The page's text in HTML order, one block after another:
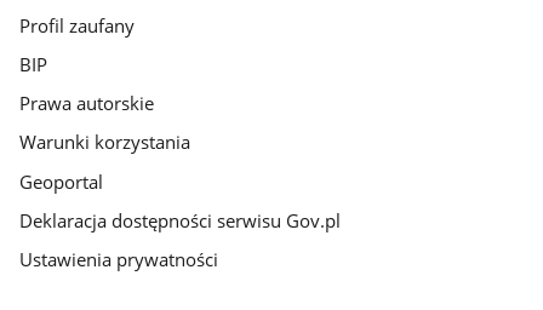
Profil zaufany
BIP
Prawa autorskie
Warunki korzystania
Geoportal
Deklaracja dostępności serwisu Gov.pl
Ustawienia prywatności